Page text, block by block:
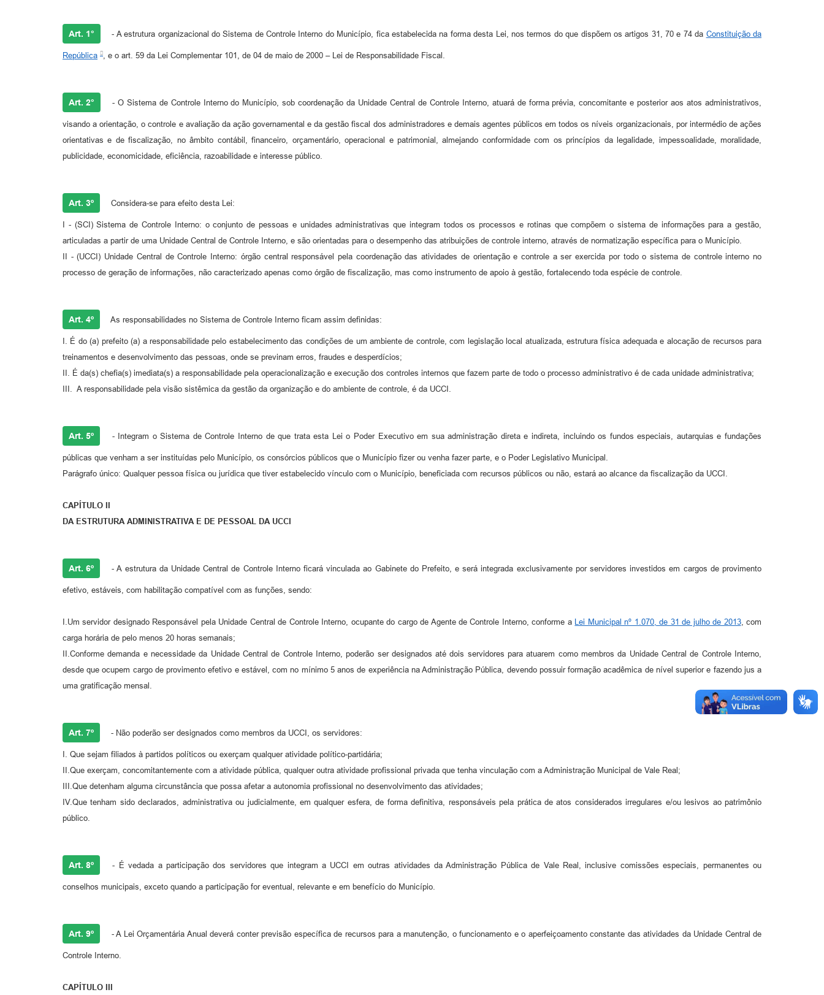
Art. 1° - A estrutura organizacional do Sistema de Controle Interno do Município, fica estabelecida na forma desta Lei, nos termos do que dispõem os artigos 31, 70 e 74 da Constituição da
República , e o art. 59 da Lei Complementar 101, de 04 de maio de 2000 – Lei de Responsabilidade Fiscal.
Art. 2° - O Sistema de Controle Interno do Município, sob coordenação da Unidade Central de Controle Interno, atuará de forma prévia, concomitante e posterior aos atos administrativos,
visando a orientação, o controle e avaliação da ação governamental e da gestão fiscal dos administradores e demais agentes públicos em todos os níveis organizacionais, por intermédio de ações
orientativas e de fiscalização, no âmbito contábil, financeiro, orçamentário, operacional e patrimonial, almejando conformidade com os princípios da legalidade, impessoalidade, moralidade,
publicidade, economicidade, eficiência, razoabilidade e interesse público.
Art. 3º Considera-se para efeito desta Lei:
I - (SCI) Sistema de Controle Interno: o conjunto de pessoas e unidades administrativas que integram todos os processos e rotinas que compõem o sistema de informações para a gestão,
articuladas a partir de uma Unidade Central de Controle Interno, e são orientadas para o desempenho das atribuições de controle interno, através de normatização específica para o Município.
II - (UCCI) Unidade Central de Controle Interno: órgão central responsável pela coordenação das atividades de orientação e controle a ser exercida por todo o sistema de controle interno no
processo de geração de informações, não caracterizado apenas como órgão de fiscalização, mas como instrumento de apoio à gestão, fortalecendo toda espécie de controle.
Art. 4º As responsabilidades no Sistema de Controle Interno ficam assim definidas:
I. É do (a) prefeito (a) a responsabilidade pelo estabelecimento das condições de um ambiente de controle, com legislação local atualizada, estrutura física adequada e alocação de recursos para
treinamentos e desenvolvimento das pessoas, onde se previnam erros, fraudes e desperdícios;
II. É da(s) chefia(s) imediata(s) a responsabilidade pela operacionalização e execução dos controles internos que fazem parte de todo o processo administrativo é de cada unidade administrativa;
III. A responsabilidade pela visão sistêmica da gestão da organização e do ambiente de controle, é da UCCI.
Art. 5º - Integram o Sistema de Controle Interno de que trata esta Lei o Poder Executivo em sua administração direta e indireta, incluindo os fundos especiais, autarquias e fundações
públicas que venham a ser instituídas pelo Município, os consórcios públicos que o Município fizer ou venha fazer parte, e o Poder Legislativo Municipal.
Parágrafo único: Qualquer pessoa física ou jurídica que tiver estabelecido vínculo com o Município, beneficiada com recursos públicos ou não, estará ao alcance da fiscalização da UCCI.
CAPÍTULO II
DA ESTRUTURA ADMINISTRATIVA E DE PESSOAL DA UCCI
Art. 6º - A estrutura da Unidade Central de Controle Interno ficará vinculada ao Gabinete do Prefeito, e será integrada exclusivamente por servidores investidos em cargos de provimento
efetivo, estáveis, com habilitação compatível com as funções, sendo:
I.Um servidor designado Responsável pela Unidade Central de Controle Interno, ocupante do cargo de Agente de Controle Interno, conforme a Lei Municipal nº 1.070, de 31 de julho de 2013, com
carga horária de pelo menos 20 horas semanais;
II.Conforme demanda e necessidade da Unidade Central de Controle Interno, poderão ser designados até dois servidores para atuarem como membros da Unidade Central de Controle Interno,
desde que ocupem cargo de provimento efetivo e estável, com no mínimo 5 anos de experiência na Administração Pública, devendo possuir formação acadêmica de nível superior e fazendo jus a
uma gratificação mensal.
Art. 7º - Não poderão ser designados como membros da UCCI, os servidores:
I. Que sejam filiados à partidos políticos ou exerçam qualquer atividade político-partidária;
II.Que exerçam, concomitantemente com a atividade pública, qualquer outra atividade profissional privada que tenha vinculação com a Administração Municipal de Vale Real;
III.Que detenham alguma circunstância que possa afetar a autonomia profissional no desenvolvimento das atividades;
IV.Que tenham sido declarados, administrativa ou judicialmente, em qualquer esfera, de forma definitiva, responsáveis pela prática de atos considerados irregulares e/ou lesivos ao patrimônio
público.
Art. 8º - É vedada a participação dos servidores que integram a UCCI em outras atividades da Administração Pública de Vale Real, inclusive comissões especiais, permanentes ou
conselhos municipais, exceto quando a participação for eventual, relevante e em benefício do Município.
Art. 9º - A Lei Orçamentária Anual deverá conter previsão específica de recursos para a manutenção, o funcionamento e o aperfeiçoamento constante das atividades da Unidade Central de
Controle Interno.
CAPÍTULO III